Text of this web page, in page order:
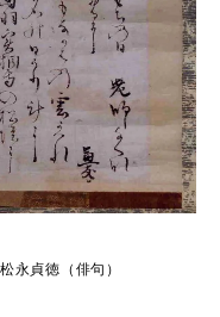
松永貞徳（俳句）